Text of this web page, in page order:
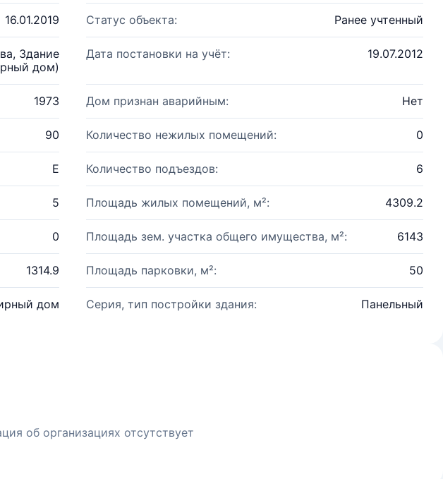
16.01.2019 Статус объекта: Ранее учтенный
Здание
дом)
Дата постановки на учёт: 19.07.2012
1973 Дом признан аварийным: Нет
90 Количество нежилых помещений: 0
E Количество подъездов: 6
5 Площадь жилых помещений, м²: 4309.2
0 Площадь зем. участка общего имущества, м²: 6143
1314.9 Площадь парковки, м²: 50
дом Серия, тип постройки здания: Панельный
об организациях отсутствует